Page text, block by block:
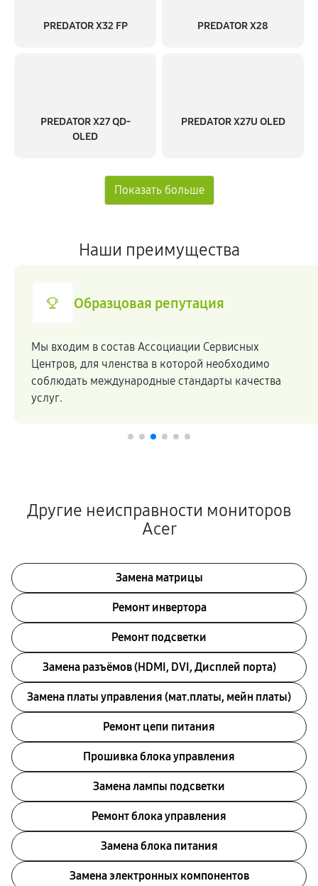
PREDATOR X32 FP PREDATOR X28
PREDATOR X27 QD-
OLED
PREDATOR X27U OLED
Наши преимущества
Образцовая репутация
Мы входим в состав Ассоциации Сервисных
Центров, для членства в которой необходимо
соблюдать международные стандарты качества
услуг.
Другие неисправности мониторов
Acer
Замена матрицы
Ремонт инвертора
Ремонт подсветки
Замена разъёмов (HDMI, DVI, Дисплей порта)
Замена платы управления (мат.платы, мейн платы)
Ремонт цепи питания
Прошивка блока управления
Замена лампы подсветки
Ремонт блока управления
Замена блока питания
Замена электронных компонентов